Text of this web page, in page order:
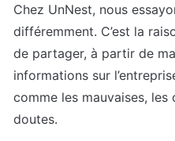
Chez UnNest, nous
différemment. C’est la
de partager, à partir de
informations sur
comme les mauvaises,
doutes.